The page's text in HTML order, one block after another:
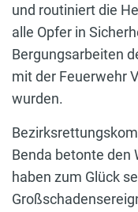
und routiniert die
alle Opfer in
Bergungsarbeiten
mit der Feuerwehr
wurden.
Benda betonte den
haben zum Glück